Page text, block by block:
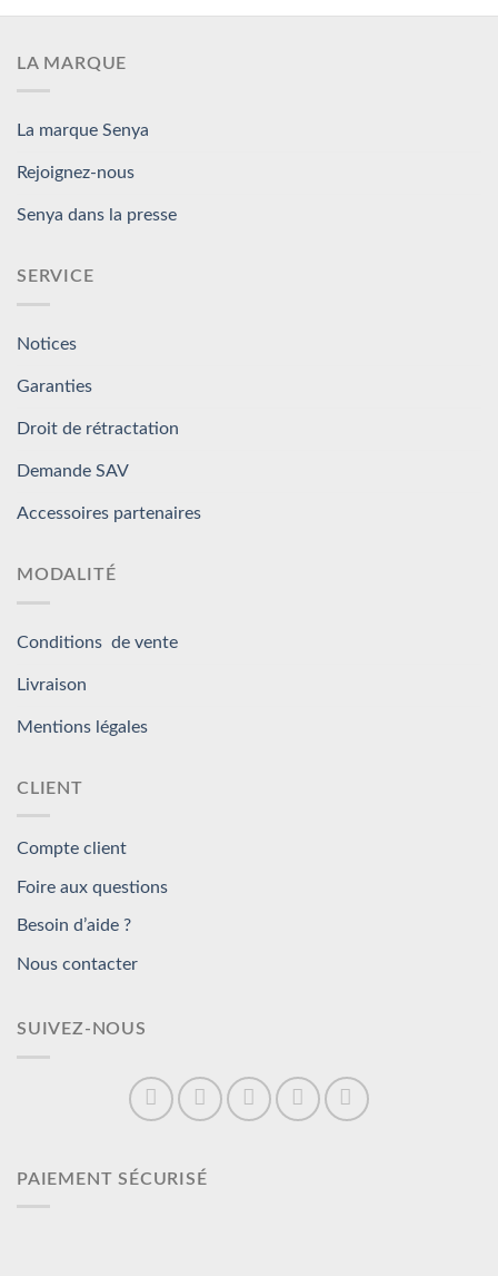
LA MARQUE
La marque Senya
Rejoignez-nous
Senya dans la presse
SERVICE
Notices
Garanties
Droit de rétractation
Demande SAV
Accessoires partenaires
MODALITÉ
Conditions de vente
Livraison
Mentions légales
CLIENT
Compte client
Foire aux questions
Besoin d’aide ?
Nous contacter
SUIVEZ-NOUS
PAIEMENT SÉCURISÉ